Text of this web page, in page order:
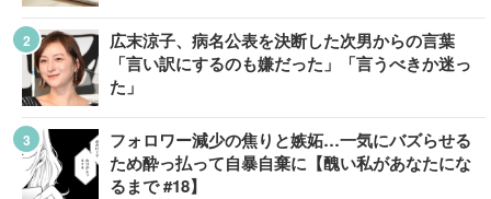
広末涼子、病名公表を決断した次男からの言葉
「言い訳にするのも嫌だった」「言うべきか迷っ
た」
フォロワー減少の焦りと嫉妬…一気にバズらせる
ため酔っ払って自暴自棄に【醜い私があなたにな
るまで #18】